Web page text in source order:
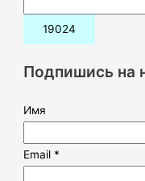
и
:Подпишись на
Имя
Email *